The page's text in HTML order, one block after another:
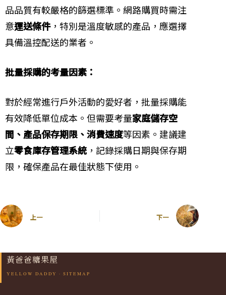
品品質有較嚴格的篩選標準。網路購買時需注
意運送條件，特別是溫度敏感的產品，應選擇
具備溫控配送的業者。
批量採購的考量因素：
對於經常進行戶外活動的愛好者，批量採購能
有效降低單位成本。但需要考量家庭儲存空
間、產品保存期限、消費速度等因素。建議建
立零食庫存管理系統 ，記錄採購日期與保存期
限，確保產品在最佳狀態下使用。
上一 下一
黃爸爸糖果屋